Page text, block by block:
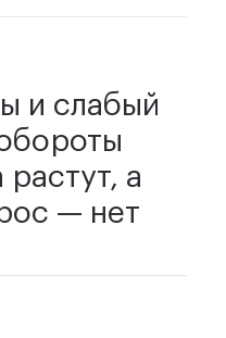
и слабый
растут, а
— нет